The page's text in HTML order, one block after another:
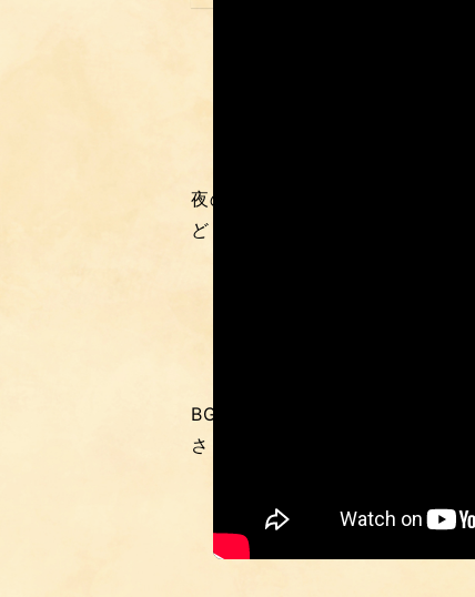
夜の店内、提灯の灯りが壁を揺
ども時代の笑い声、呼びかけ、
BGMはアナログ調ピアノと環境
さしい静けさ”を演出しています。